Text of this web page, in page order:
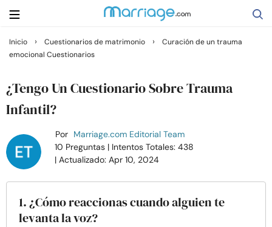
Buscar
Casarse
Relaciones
Familia
Ayuda
Inicio › Cuestionarios de matrimonio › Curación de un trauma
emocional Cuestionarios
¿Tengo Un Cuestionario Sobre Trauma
Infantil?
Por Marriage.com Editorial Team
10 Preguntas | Intentos Totales: 438
| Actualizado: Apr 10, 2024
1. ¿Cómo reaccionas cuando alguien te
levanta la voz?